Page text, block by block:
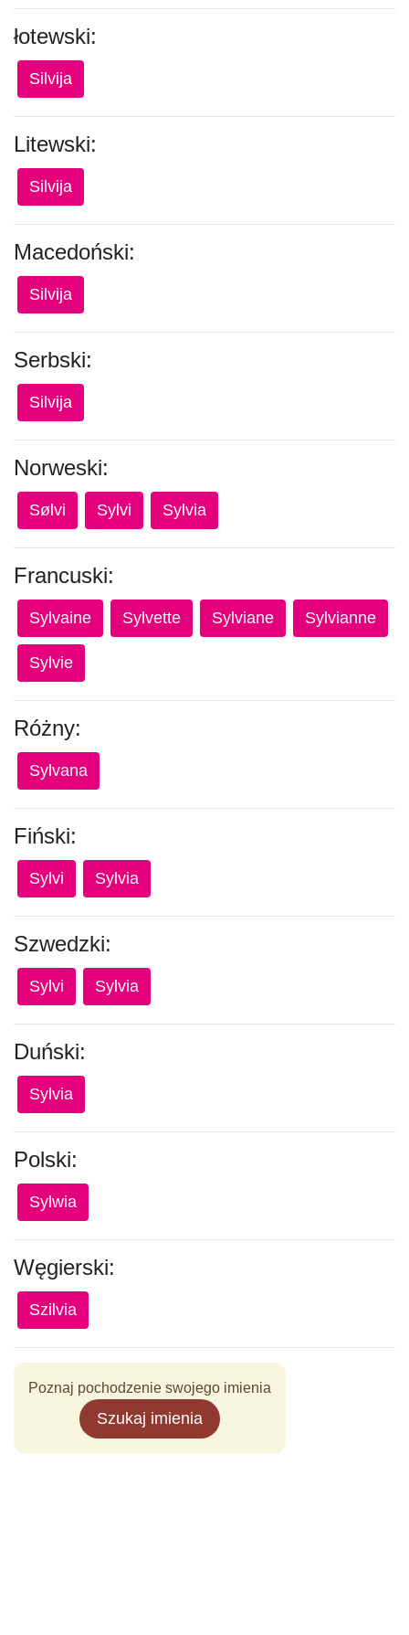
łotewski:
Silvija
Litewski:
Silvija
Macedoński:
Silvija
Serbski:
Silvija
Norweski:
Sølvi Sylvi Sylvia
Francuski:
Sylvaine Sylvette Sylviane Sylvianne
Sylvie
Różny:
Sylvana
Fiński:
Sylvi Sylvia
Szwedzki:
Sylvi Sylvia
Duński:
Sylvia
Polski:
Sylwia
Węgierski:
Szilvia
Poznaj pochodzenie swojego imienia
Szukaj imienia